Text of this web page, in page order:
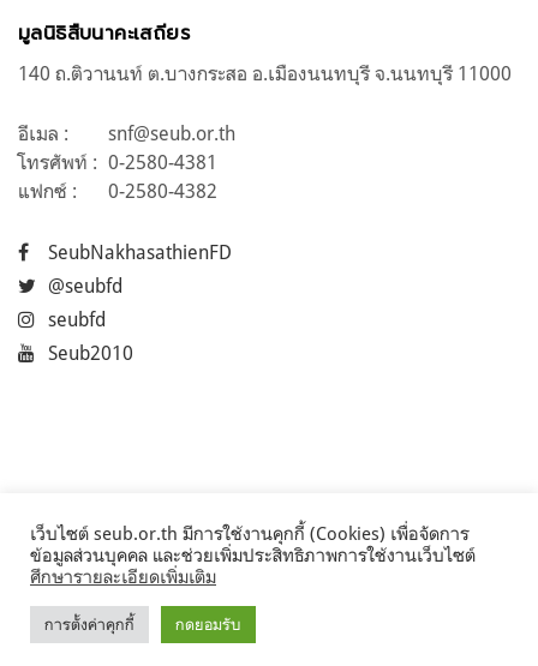
มูลนิธิสืบนาคะเสถียร
140 ถ.ติวานนท์ ต.บางกระสอ อ.เมืองนนทบุรี จ.นนทบุรี 11000
อีเมล :
snf@seub.or.th
โทรศัพท์ : 0-2580-4381
แฟกซ์ :
0-2580-4382
SeubNakhasathienFD
@seubfd
seubfd
Seub2010
©2017 Seub.or.th
เว็บไซต์ seub.or.th มีการใช้งานคุกกี้ (Cookies) เพื่อจัดการ
ข้อมูลส่วนบุคคล และช่วยเพิ่มประสิทธิภาพการใช้งานเว็บไซต์
ศึกษารายละเอียดเพิ่มเติม
การตั้งค่าคุกกี้ กดยอมรับ